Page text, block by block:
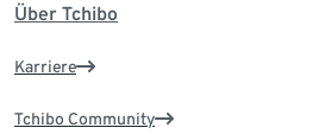
Über Tchibo
Karriere
Tchibo Community